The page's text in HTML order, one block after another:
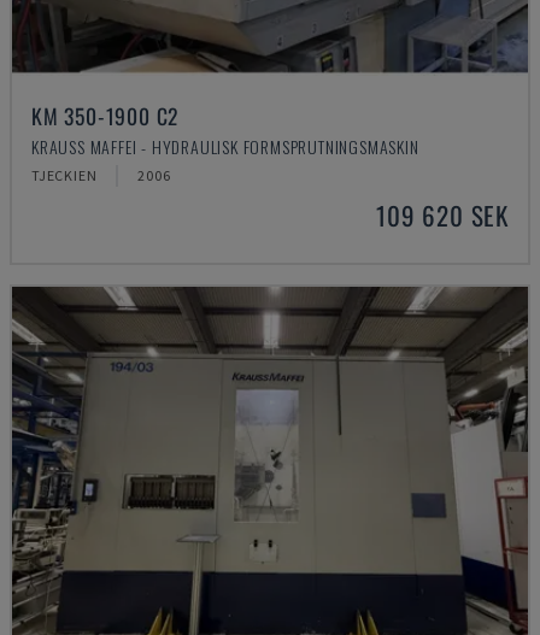
KM 350-1900 C2
KRAUSS MAFFEI - HYDRAULISK FORMSPRUTNINGSMASKIN
TJECKIEN 2006
109 620 SEK